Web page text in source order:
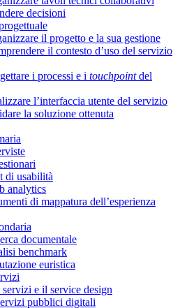
decisioni
il progetto e la sua gestione
il contesto d’uso del servizio
i processi e i touchpointdel
l’interfaccia utente del servizio
la soluzione ottenuta
di usabilità
analytics
di mappatura dell’esperienza
documentale
benchmark
euristica
e il service design
pubblici digitali